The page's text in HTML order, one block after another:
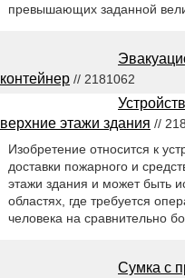
превышающих заданной
контейнер // 2181062
верхние этажи здания //
Изобретение относится к
доставки пожарного и
этажи здания и может быть
областях, где требуется
человека на сравнительно
Сумка с